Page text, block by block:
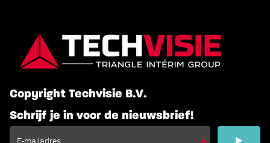
Copyright Techvisie B.V.
Schrijf je in voor de nieuwsbrief!